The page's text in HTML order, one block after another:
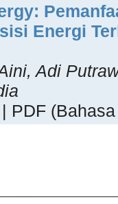
Energi
Adi
PDF